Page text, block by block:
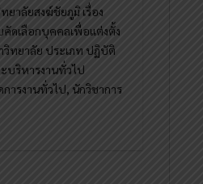
ยาลัยสงฆ์ชัยภูมิ เรื่อง
ดเลือกบุคคลเพื่อแต่งตั้ง
วิทยาลัย ประเภท ปฏิบัติ
บริหารงานทั่วไป
ารงานทั่วไป, นักวิชาการ